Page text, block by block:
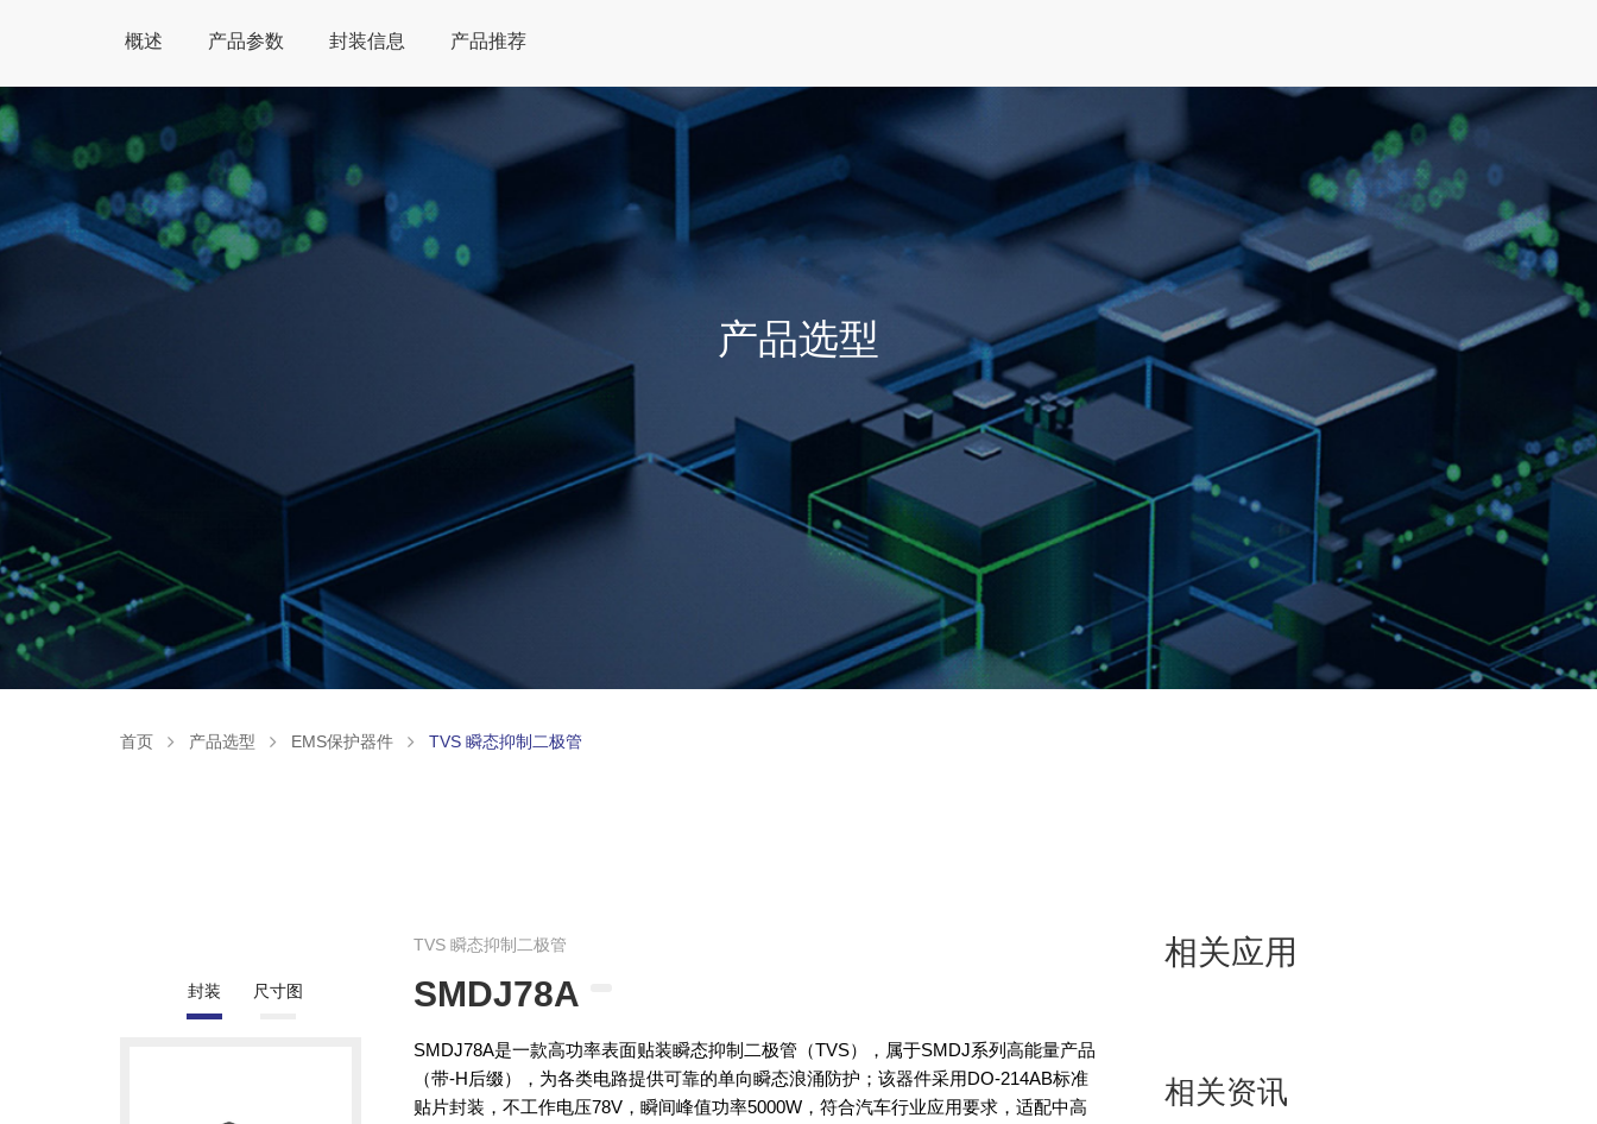
产品选型
首页 产品选型 EMS保护器件 TVS 瞬态抑制二极管
概述 产品参数 封装信息 产品推荐
封装 尺寸图
TVS 瞬态抑制二极管
SMDJ78A
SMDJ78A是一款高功率表面贴装瞬态抑制二极管（TVS），属于SMDJ系列高能量产品
（带-H后缀），为各类电路提供可靠的单向瞬态浪涌防护；该器件采用DO-214AB标准
贴片封装，不工作电压78V，瞬间峰值功率5000W，符合汽车行业应用要求，适配中高
相关应用
相关资讯